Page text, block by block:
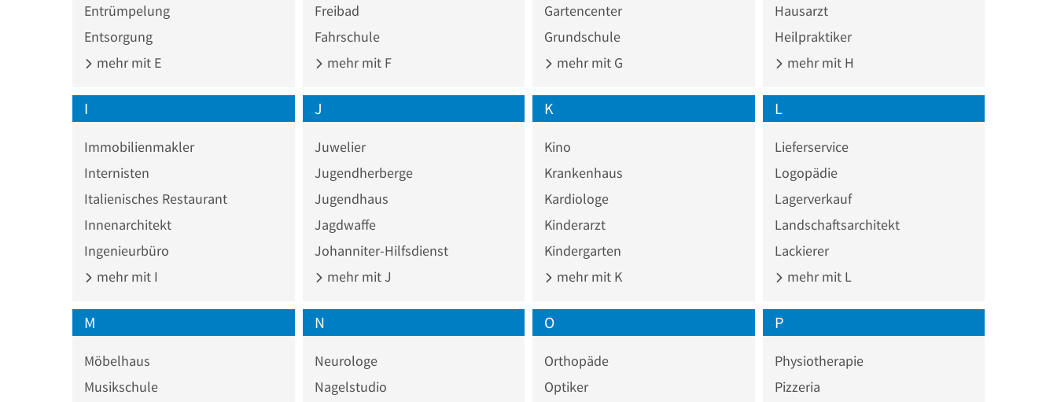
Entrümpelung
Entsorgung
mehr mit E
Freibad
Fahrschule
mehr mit F
Gartencenter
Grundschule
mehr mit G
Hausarzt
Heilpraktiker
mehr mit H
I
Immobilienmakler
Internisten
Italienisches Restaurant
Innenarchitekt
Ingenieurbüro
mehr mit I
J
Juwelier
Jugendherberge
Jugendhaus
Jagdwaffe
Johanniter-Hilfsdienst
mehr mit J
K
Kino
Krankenhaus
Kardiologe
Kinderarzt
Kindergarten
mehr mit K
L
Lieferservice
Logopädie
Lagerverkauf
Landschaftsarchitekt
Lackierer
mehr mit L
M
Möbelhaus
Musikschule
N
Neurologe
Nagelstudio
O
Orthopäde
Optiker
P
Physiotherapie
Pizzeria